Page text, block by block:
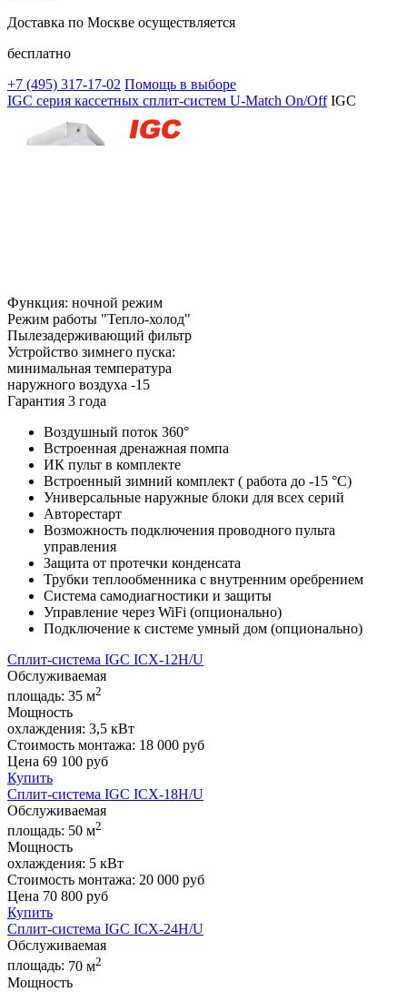
Доставка по Москве осуществляется
бесплатно
+7 (495) 317-17-02 Помощь в выборе
IGC серия кассетных сплит-систем U-Match On/Off IGC
Функция: ночной режим
Режим работы "Тепло-холод"
Пылезадерживающий фильтр
Устройство зимнего пуска:
минимальная температура
наружного воздуха -15
Гарантия 3 года
Воздушный поток 360°
Встроенная дренажная помпа
ИК пульт в комплекте
Встроенный зимний комплект ( работа до -15 °С)
Универсальные наружные блоки для всех серий
Авторестарт
Возможность подключения проводного пульта
управления
Защита от протечки конденсата
Трубки теплообменника с внутренним оребрением
Система самодиагностики и защиты
Управление через WiFi (опционально)
Подключение к системе умный дом (опционально)
Сплит-система IGC ICХ-12H/U
Обслуживаемая
площадь: 35 м2
Мощность
охлаждения: 3,5 кВт
Стоимость монтажа: 18 000 руб
Цена 69 100 руб
Купить
Сплит-система IGC ICХ-18H/U
Обслуживаемая
площадь: 50 м2
Мощность
охлаждения: 5 кВт
Стоимость монтажа: 20 000 руб
Цена 70 800 руб
Купить
Сплит-система IGC ICХ-24H/U
Обслуживаемая
площадь: 70 м2
Мощность